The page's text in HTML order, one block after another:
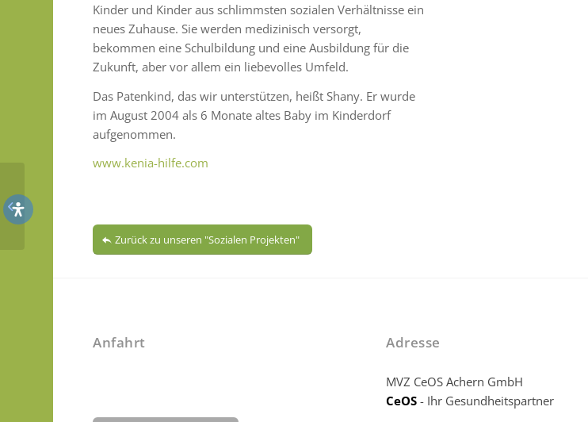
Kinder und Kinder aus schlimmsten sozialen Verhältnisse ein
neues Zuhause. Sie werden medizinisch versorgt,
bekommen eine Schulbildung und eine Ausbildung für die
Zukunft, aber vor allem ein liebevolles Umfeld.
Das Patenkind, das wir unterstützen, heißt Shany. Er wurde
im August 2004 als 6 Monate altes Baby im Kinderdorf
aufgenommen.
www.kenia-hilfe.com
Zurück zu unseren "Sozialen Projekten"
Anfahrt Adresse
MVZ CeOS Achern GmbH
CeOS - Ihr Gesundheitspartner
Krankengymnastik